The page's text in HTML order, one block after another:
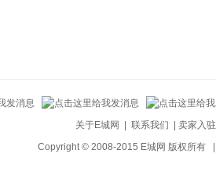
关于E城网 | 联系我们 | 卖家入驻
Copyright © 2008-2015 E城网 版权所有 |